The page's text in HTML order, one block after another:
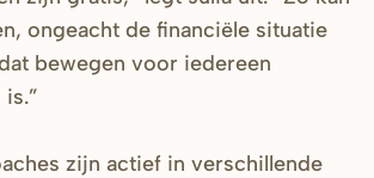
ongeacht de financiële situatie
bewegen voor iedereen
zijn actief in verschillende